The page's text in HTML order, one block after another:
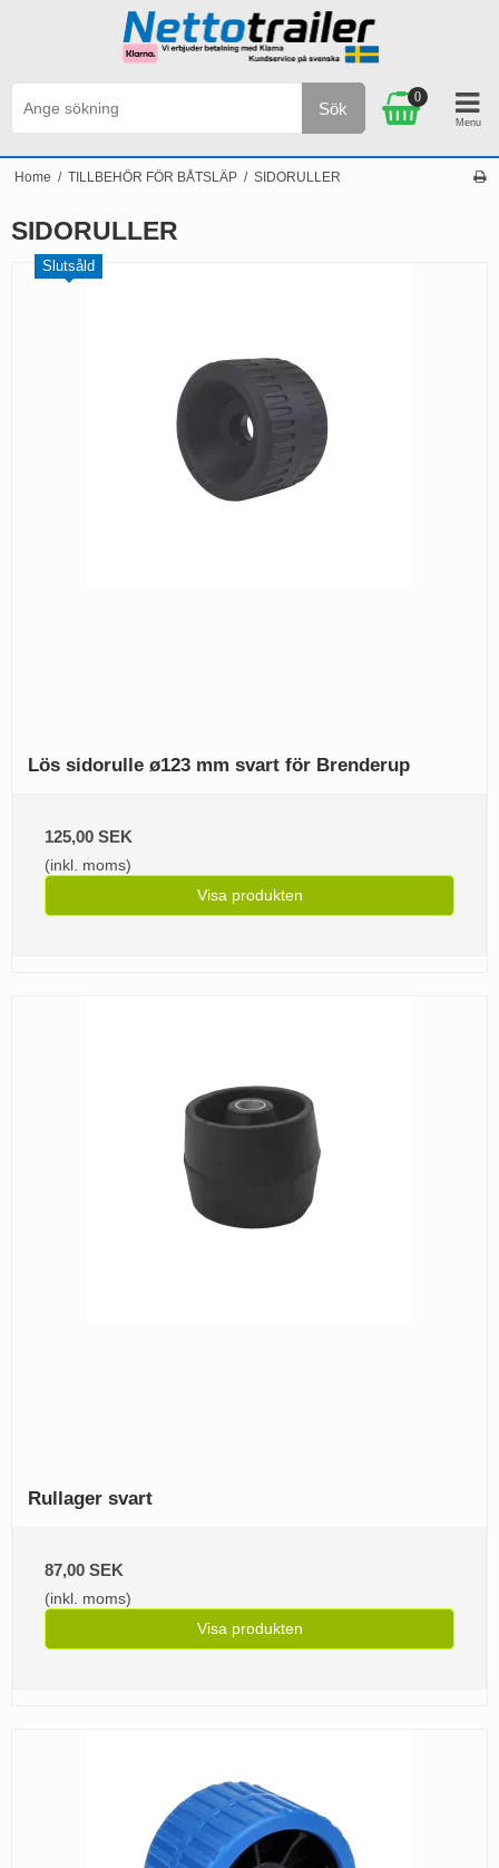
Sök
0
Home / TILLBEHÖR FÖR BÅTSLÄP / SIDORULLER
SIDORULLER
Slutsåld
Lös sidorulle ø123 mm svart för Brenderup
125,00 SEK
(inkl. moms)
Visa produkten
Rullager svart
87,00 SEK
(inkl. moms)
Visa produkten